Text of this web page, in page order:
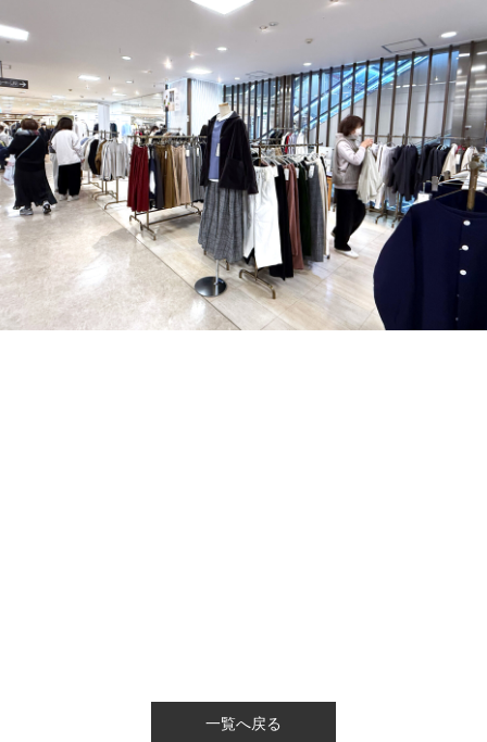
一覧へ戻る